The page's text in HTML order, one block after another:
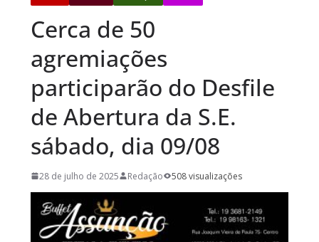
Cerca de 50
agremiações
participarão do Desfile
de Abertura da S.E.
sábado, dia 09/08
28 de julho de 2025 Redação 508 visualizações